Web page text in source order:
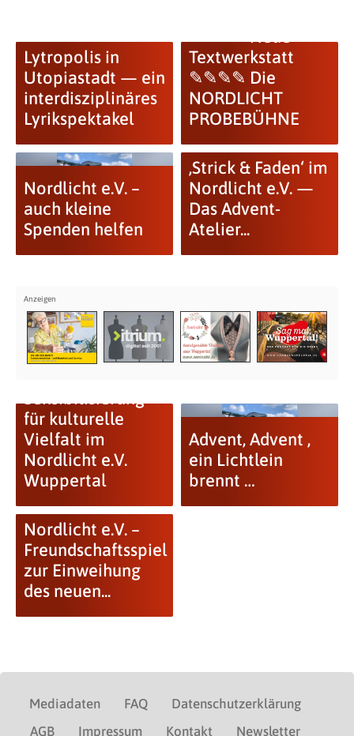
Lytropolis in
Utopiastadt — ein
interdisziplinäres
Lyrikspektakel
Textwerkstatt
✎✎✎✎ Die
NORDLICHT
PROBEBÜHNE
Nordlicht e.V. –
auch kleine
Spenden helfen
‚Strick & Faden‘ im
Nordlicht e.V. —
Das Advent-
Atelier...
Sensibilisierung
für kulturelle
Vielfalt im
Nordlicht e.V.
Wuppertal
Advent, Advent ,
ein Lichtlein
brennt …
Nordlicht e.V. –
Freundschaftsspiel
zur Einweihung
des neuen...
Mediadaten FAQ
Datenschutzerklärung
AGB
Impressum Kontakt Newsletter